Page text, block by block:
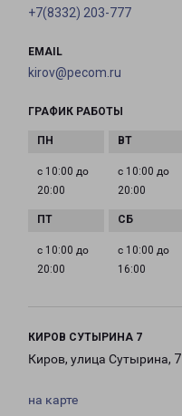
+7(8332) 203-777
EMAIL
kirov@pecom.ru
ГРАФИК РАБОТЫ
с 10:00 до
20:00
с 10:00 до
20:00
с 10:00 до
20:00
с 10:00 до
16:00
КИРОВ СУТЫРИНА 7
Киров, улица Сутырина, 7
на карте